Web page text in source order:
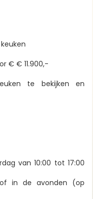
€ € 11.900,-
te bekijken en
van 10:00 tot 17:00
in de avonden (op